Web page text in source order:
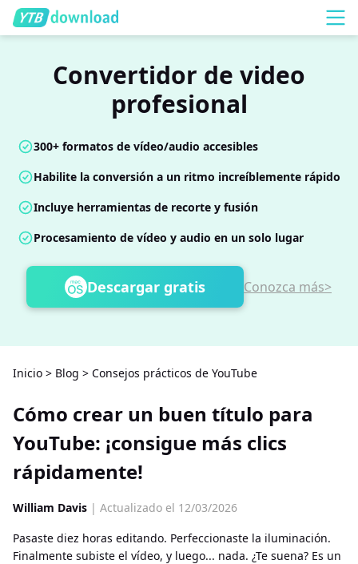
Convertidor de video
profesional
300+ formatos de vídeo/audio accesibles
Habilite la conversión a un ritmo increíblemente rápido
Incluye herramientas de recorte y fusión
Procesamiento de vídeo y audio en un solo lugar
Descargar gratis Conozca más>
Inicio > Blog > Consejos prácticos de YouTube
Cómo crear un buen título para
YouTube: ¡consigue más clics
rápidamente!
William Davis | Actualizado el 12/03/2026
Pasaste diez horas editando. Perfeccionaste la iluminación.
Finalmente subiste el vídeo, y luego... nada. ¿Te suena? Es un